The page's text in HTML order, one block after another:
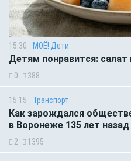
15:30 МОЁ! Дети
Детям понравится: салат
0 388
15:15 Транспорт
Как зарождался
в Воронеже 135 лет назад
2 1395